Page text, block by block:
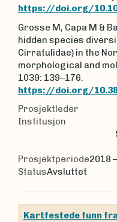
https://doi.org/
Grosse M, Capa M &
hidden species
Cirratulidae) in the
morphological and
1039: 139–176.
https://doi.org/
Prosjektleder
Institusjon
Prosjektperiode2018
StatusAvsluttet
Kartfestede funn